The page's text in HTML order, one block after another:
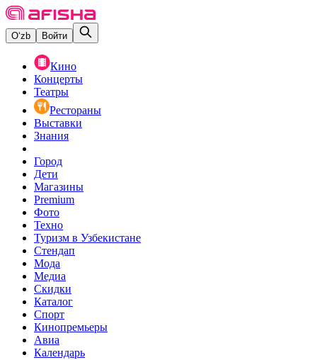
O‘zb Войти
Кино
Концерты
Театры
Рестораны
Выставки
Знания
Город
Дети
Магазины
Premium
Фото
Техно
Туризм в Узбекистане
Стендап
Мода
Медиа
Скидки
Каталог
Спорт
Кинопремьеры
Авиа
Календарь